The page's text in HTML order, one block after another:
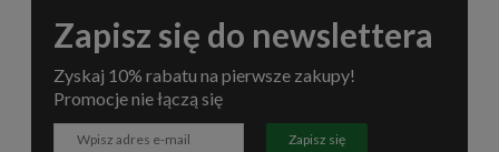
Zapisz się do newslettera
Zyskaj 10% rabatu na pierwsze zakupy!
Promocje nie łączą się
Zapisz się